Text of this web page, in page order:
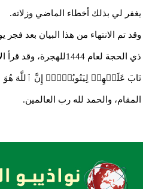
يغفر لي بذلك أخطاء الماضي وزلاته.
ذي الحجة لعام
تَابَ عَلَیۡهِمۡ لِیَتُوبُوۤا۟ۚ إِنَّ ٱللَّهَ هُوَ
المقام، والحمد لله رب العالمين.